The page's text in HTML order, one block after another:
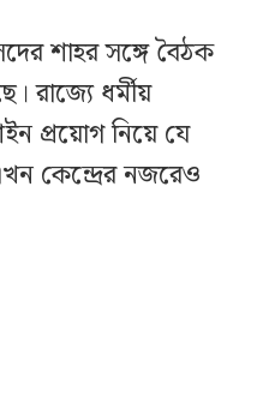
শাহর সঙ্গে বৈঠক
রাজ্যে ধর্মীয়
প্রয়োগ নিয়ে যে
কেন্দ্রের নজরেও